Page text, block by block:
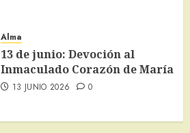
Alma
13 de junio: Devoción al
Inmaculado Corazón de María
13 JUNIO 2026 0